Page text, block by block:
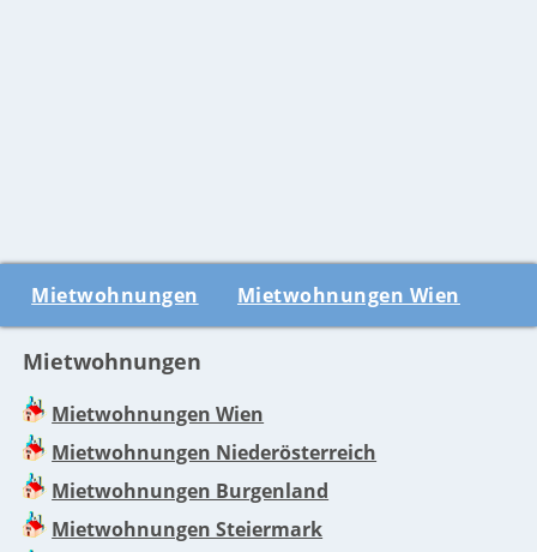
Mietwohnungen Mietwohnungen Wien
Mietwohnungen
Mietwohnungen Wien
Mietwohnungen Niederösterreich
Mietwohnungen Burgenland
Mietwohnungen Steiermark